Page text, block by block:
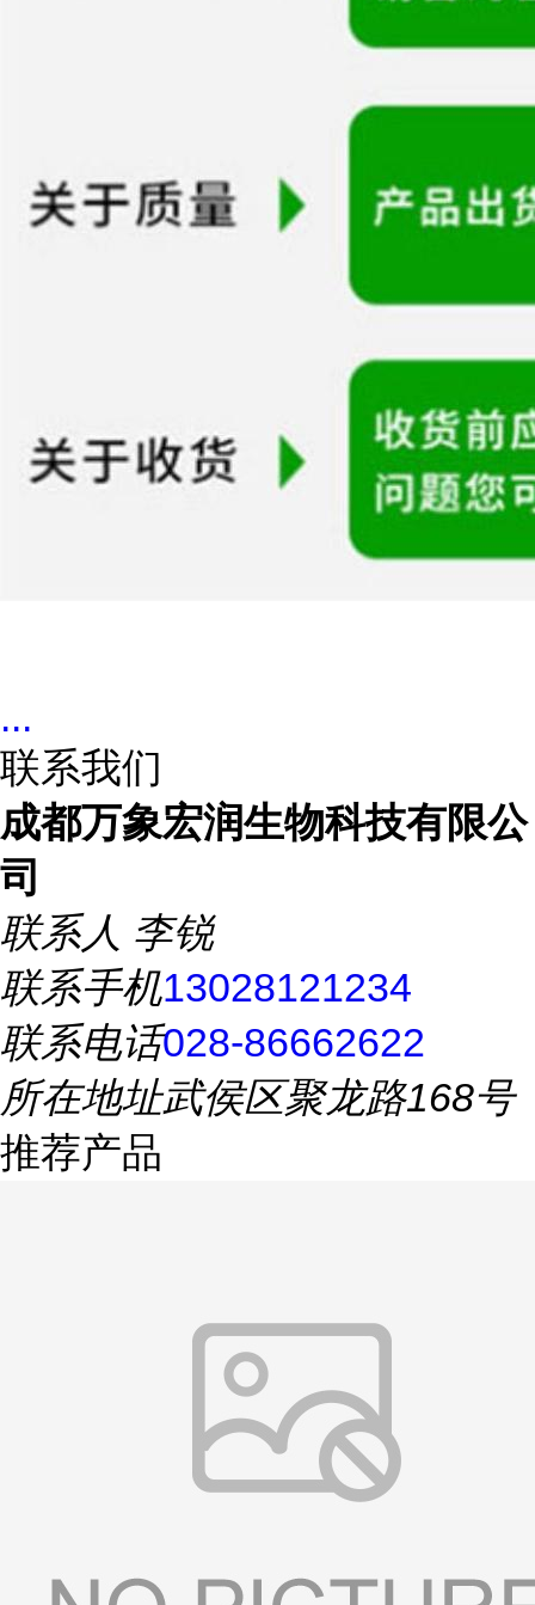
...
联系我们
成都万象宏润生物科技有限公
司
联系人 李锐
联系手机13028121234
联系电话028-86662622
所在地址武侯区聚龙路168号
推荐产品